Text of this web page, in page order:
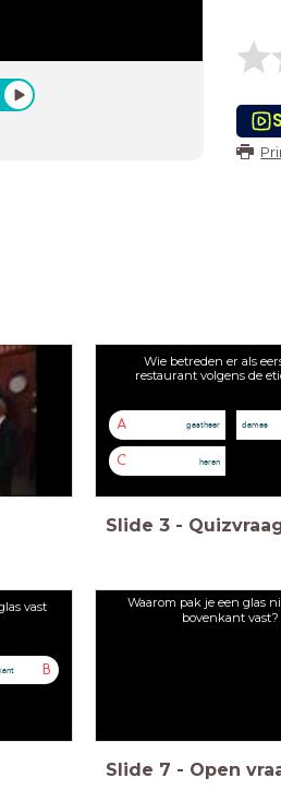
Wie betreden er als
restaurant volgens de
A gastheer dames
C heren
Slide 3 -
vast
B
Waarom pak je een glas
bovenkant vast?
Slide 7 - Open